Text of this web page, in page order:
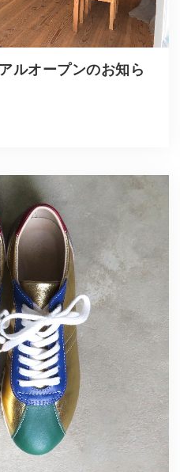
ルオープンのお知ら